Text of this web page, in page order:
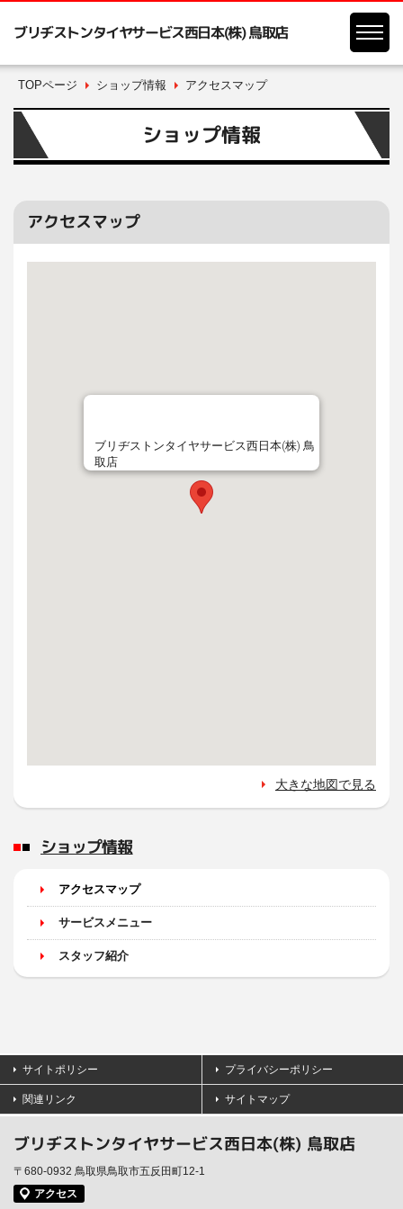
ブリヂストンタイヤサービス西日本(株) 鳥取店
TOPページ ショップ情報 アクセスマップ
ショップ情報
アクセスマップ
ブリヂストンタイヤサービス西日本(株) 鳥
取店
大きな地図で見る
ショップ情報
アクセスマップ
サービスメニュー
スタッフ紹介
サイトポリシー プライバシーポリシー
関連リンク サイトマップ
ブリヂストンタイヤサービス西日本(株) 鳥取店
〒680-0932 鳥取県鳥取市五反田町12-1
アクセス